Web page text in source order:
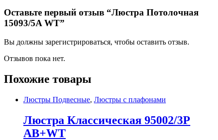
Оставьте первый отзыв “Люстра Потолочная
15093/5A WT”
Вы должны зарегистрироваться, чтобы оставить отзыв.
Отзывов пока нет.
Похожие товары
Люстры Подвесные, Люстры с плафонами
Люстра Классическая 95002/3P
AB+WT